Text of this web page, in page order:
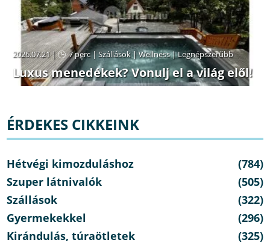
2026.07.21 | 7 perc|Szállások|Wellness|Legnépszerűbb
Luxus menedékek? Vonulj el a világ elől!
ÉRDEKES CIKKEINK
Hétvégi kimozduláshoz
(784)
Szuper látnivalók
(505)
Szállások
(322)
Gyermekekkel
(296)
Kirándulás, túraötletek
(325)